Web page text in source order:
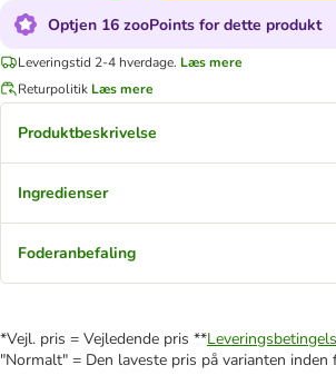
Optjen 16 zooPoints for dette produkt
Leveringstid 2-4 hverdage. Læs mere
Returpolitik Læs mere
Produktbeskrivelse
Ingredienser
Foderanbefaling
*Vejl. pris = Vejledende pris **
"Normalt" = Den laveste pris på varianten inden